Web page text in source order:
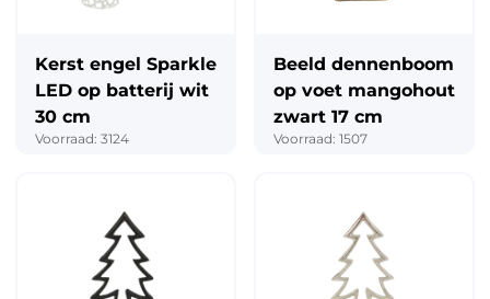
Kerst engel Sparkle
LED op batterij wit
30 cm
Voorraad: 3124
Beeld dennenboom
op voet mangohout
zwart 17 cm
Voorraad: 1507